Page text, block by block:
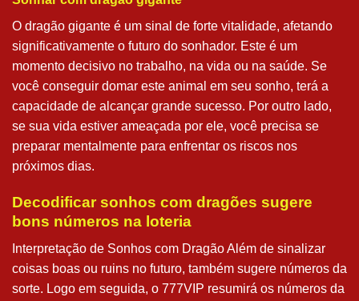
O dragão gigante é um sinal de forte vitalidade, afetando
significativamente o futuro do sonhador. Este é um
momento decisivo no trabalho, na vida ou na saúde. Se
você conseguir domar este animal em seu sonho, terá a
capacidade de alcançar grande sucesso. Por outro lado,
se sua vida estiver ameaçada por ele, você precisa se
preparar mentalmente para enfrentar os riscos nos
próximos dias.
Decodificar sonhos com dragões sugere
bons números na loteria
Interpretação de Sonhos com Dragão Além de sinalizar
coisas boas ou ruins no futuro, também sugere números da
sorte. Logo em seguida, o 777VIP resumirá os números da